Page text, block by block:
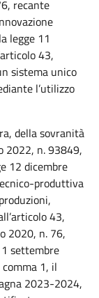
recante
legge 11
43,
sistema unico
l’utilizzo
della sovranità
2022, n. 93849,
12 dicembre
produttiva
43,
2020, n. 76,
settembre
1, il
2023-2024,